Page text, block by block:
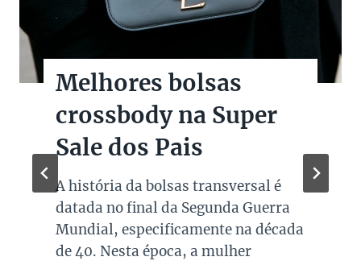
Melhores bolsas
crossbody na Super
Sale dos Pais
A história da bolsas transversal é
datada no final da Segunda Guerra
Mundial, especificamente na década
de 40. Nesta época, a mulher